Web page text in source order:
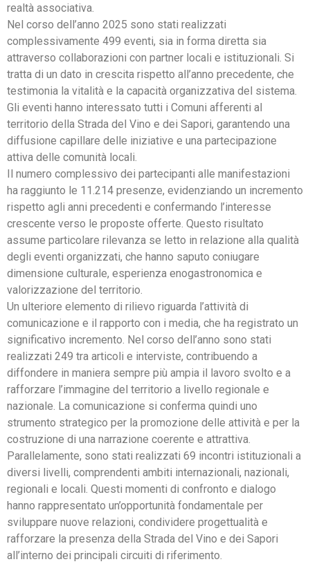
realtà associativa.
Nel corso dell’anno 2025 sono stati realizzati
complessivamente 499 eventi, sia in forma diretta sia
attraverso collaborazioni con partner locali e istituzionali. Si
tratta di un dato in crescita rispetto all’anno precedente, che
testimonia la vitalità e la capacità organizzativa del sistema.
Gli eventi hanno interessato tutti i Comuni afferenti al
territorio della Strada del Vino e dei Sapori, garantendo una
diffusione capillare delle iniziative e una partecipazione
attiva delle comunità locali.
Il numero complessivo dei partecipanti alle manifestazioni
ha raggiunto le 11.214 presenze, evidenziando un incremento
rispetto agli anni precedenti e confermando l’interesse
crescente verso le proposte offerte. Questo risultato
assume particolare rilevanza se letto in relazione alla qualità
degli eventi organizzati, che hanno saputo coniugare
dimensione culturale, esperienza enogastronomica e
valorizzazione del territorio.
Un ulteriore elemento di rilievo riguarda l’attività di
comunicazione e il rapporto con i media, che ha registrato un
significativo incremento. Nel corso dell’anno sono stati
realizzati 249 tra articoli e interviste, contribuendo a
diffondere in maniera sempre più ampia il lavoro svolto e a
rafforzare l’immagine del territorio a livello regionale e
nazionale. La comunicazione si conferma quindi uno
strumento strategico per la promozione delle attività e per la
costruzione di una narrazione coerente e attrattiva.
Parallelamente, sono stati realizzati 69 incontri istituzionali a
diversi livelli, comprendenti ambiti internazionali, nazionali,
regionali e locali. Questi momenti di confronto e dialogo
hanno rappresentato un’opportunità fondamentale per
sviluppare nuove relazioni, condividere progettualità e
rafforzare la presenza della Strada del Vino e dei Sapori
all’interno dei principali circuiti di riferimento.